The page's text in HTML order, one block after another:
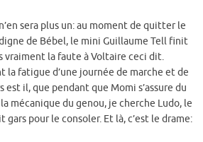
sera plus un: au moment de quitter le
de Bébel, le mini Guillaume Tell finit
vraiment la faute à Voltaire ceci dit.
la fatigue d’une journée de marche et de
est il, que pendant que Momi s’assure du
mécanique du genou, je cherche Ludo, le
pour le consoler. Et là, c’est le drame: